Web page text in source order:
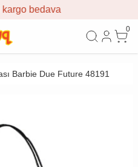
0
Barbie Due Future 48191